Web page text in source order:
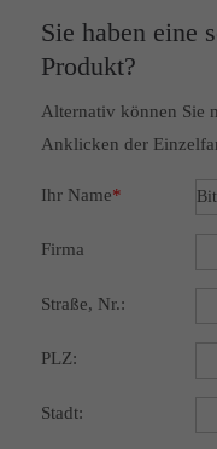
Sie haben eine
Produkt?
Alternativ können Sie
Anklicken der
Ihr Name*
Firma
Straße, Nr.:
PLZ:
Stadt: